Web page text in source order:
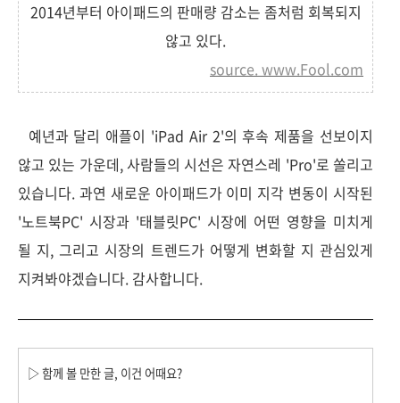
2014년부터 아이패드의 판매량 감소는 좀처럼 회복되지
않고 있다.
source. www.Fool.com
예년과 달리 애플이 'iPad Air 2'의 후속 제품을 선보이지
않고 있는 가운데, 사람들의 시선은 자연스레 'Pro'로 쏠리고
있습니다. 과연 새로운 아이패드가 이미 지각 변동이 시작된
'노트북PC' 시장과 '태블릿PC' 시장에 어떤 영향을 미치게
될 지, 그리고 시장의 트렌드가 어떻게 변화할 지 관심있게
지켜봐야겠습니다. 감사합니다.
▷ 함께 볼 만한 글, 이건 어때요?